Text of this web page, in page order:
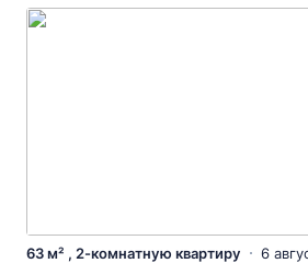
63 м² , 2-комнатную квартиру 6